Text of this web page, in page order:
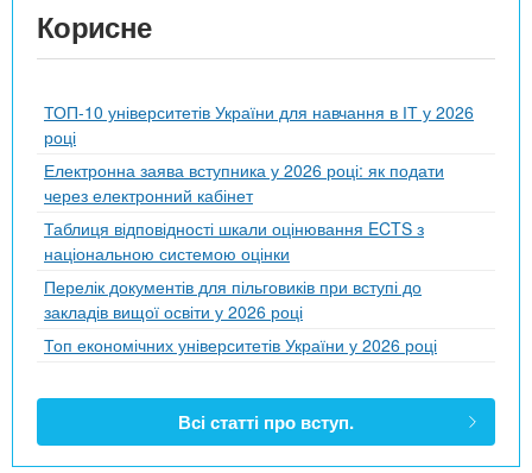
Корисне
ТОП-10 університетів України для навчання в ІТ у 2026
році
Електронна заява вступника у 2026 році: як подати
через електронний кабінет
Таблиця відповідності шкали оцінювання ECTS з
національною системою оцінки
Перелік документів для пільговиків при вступі до
закладів вищої освіти у 2026 році
Топ економічних університетів України у 2026 році
Всі статті про вступ.